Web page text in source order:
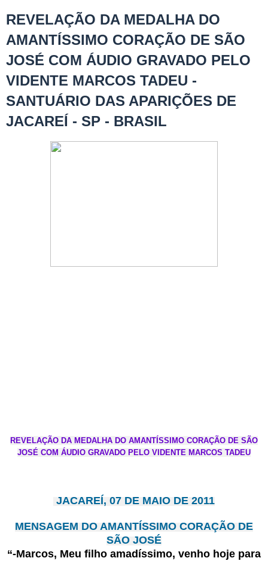
REVELAÇÃO DA MEDALHA DO
AMANTÍSSIMO CORAÇÃO DE SÃO
JOSÉ COM ÁUDIO GRAVADO PELO
VIDENTE MARCOS TADEU -
SANTUÁRIO DAS APARIÇÕES DE
JACAREÍ - SP - BRASIL
REVELAÇÃO DA MEDALHA DO AMANTÍSSIMO CORAÇÃO DE SÃO
JOSÉ COM ÁUDIO GRAVADO PELO VIDENTE MARCOS TADEU
JACAREÍ, 07 DE MAIO DE 2011
MENSAGEM DO AMANTÍSSIMO CORAÇÃO DE
SÃO JOSÉ
“-Marcos, Meu filho amadíssimo, venho hoje para